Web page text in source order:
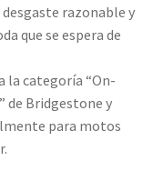
razonable y
que se espera de
la categoría “On-
de Bridgestone y
para motos